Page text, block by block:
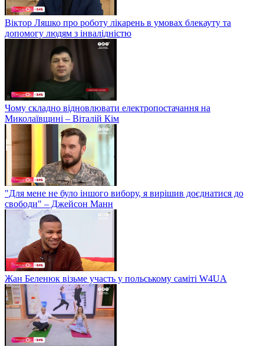
Віктор Ляшко про роботу лікарень в умовах блекауту та
допомогу людям з інвалідністю
Чому складно відновлювати електропостачання на
Миколаївщині – Віталій Кім
"Для мене не було іншого вибору, я вирішив доєднатися до
свободи" – Джейсон Манн
Жан Беленюк візьме участь у польському саміті W4UA